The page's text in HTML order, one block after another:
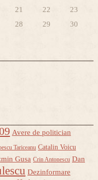
21 22
23
28 29
30
Avere de politician
Tariceanu Catalin Voicu
Gusa Crin Antonescu Dan
Dezinformare